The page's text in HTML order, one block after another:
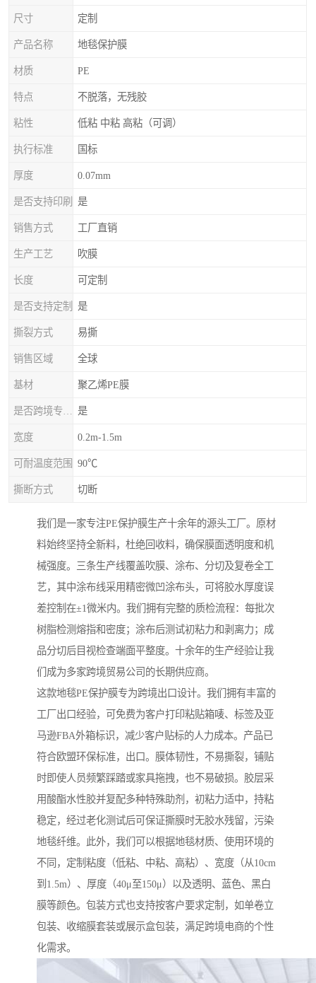
尺寸 定制
产品名称 地毯保护膜
材质 PE
特点 不脱落，无残胶
粘性 低粘 中粘 高粘（可调）
执行标准 国标
厚度 0.07mm
是否支持印刷 是
销售方式 工厂直销
生产工艺 吹膜
长度 可定制
是否支持定制 是
撕裂方式 易撕
销售区域 全球
基材 聚乙烯PE膜
是
宽度 0.2m-1.5m
可耐温度范围 90℃
撕断方式 切断
我们是一家专注PE保护膜生产十余年的源头工厂。原材
料始终坚持全新料，杜绝回收料，确保膜面透明度和机
械强度。三条生产线覆盖吹膜、涂布、分切及复卷全工
艺，其中涂布线采用精密微凹涂布头，可将胶水厚度误
差控制在±1微米内。我们拥有完整的质检流程：每批次
树脂检测熔指和密度；涂布后测试初粘力和剥离力；成
品分切后目视检查端面平整度。十余年的生产经验让我
们成为多家跨境贸易公司的长期供应商。
这款地毯PE保护膜专为跨境出口设计。我们拥有丰富的
工厂出口经验，可免费为客户打印粘贴箱唛、标签及亚
马逊FBA外箱标识，减少客户贴标的人力成本。产品已
符合欧盟环保标准，出口。膜体韧性，不易撕裂，铺贴
时即使人员频繁踩踏或家具拖拽，也不易破损。胶层采
用酸酯水性胶并复配多种特殊助剂，初粘力适中，持粘
稳定，经过老化测试后可保证撕膜时无胶水残留，污染
地毯纤维。此外，我们可以根据地毯材质、使用环境的
不同，定制粘度（低粘、中粘、高粘）、宽度（从10cm
到1.5m）、厚度（40μ至150μ）以及透明、蓝色、黑白
膜等颜色。包装方式也支持按客户要求定制，如单卷立
包装、收缩膜套装或展示盒包装，满足跨境电商的个性
化需求。